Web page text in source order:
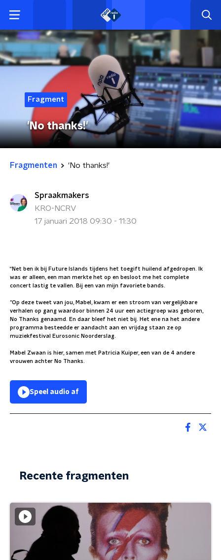
Fragment
'No thanks!'
Fragmenten 'No thanks!'
Spraakmakers
KRO-NCRV
17 januari 2018 09:30 - 11:30
“Net ben ik bij Future Islands tijdens het toegift huilend afgedropen. Ik
was er alleen, een man merkte het op en besloot me het complete
concert lastig te vallen. Bij een van mijn favoriete bands.
”Op deze tweet van jou, Mabel, kwam er een stroom van vergelijkbare
verhalen op gang waardoor binnen 24 uur een actiegroep was geboren,
No Thanks genaamd. En daar bleef het niet bij. Het ene na het andere
programma besteedde er aandacht aan en vrijdag staan ze op
muziekfestival Eurosonic Noorderslag.
Mabel Zwaan is hier, samen met Patricia Kuiper, een van de 4 andere
vrouwen achter No Thanks.
Speel audio af
Recente fragmenten